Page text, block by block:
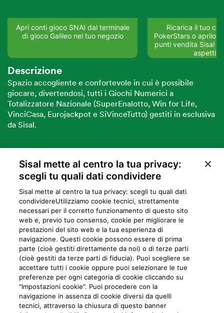
Apri conti gioco SNAI dal terminale
di gioco Galileo nel tuo negozio
Ricarica il tuo
PokerStars o aprilo
punti vendita Sisal
Descrizione
Spazio accogliente e confortevole in cui è possibile
giocare, divertendosi, tutti i Giochi Numerici a
Totalizzatore Nazionale (SuperEnalotto, Win for Life,
VinciCasa, Eurojackpot e SiVinceTutto) gestiti in esclusiva
da Sisal.
VUOI DIVENTARE PARTNER SISAL?
Privacy Cookie Mappa del sito Preferiti Iniziative
Programma
fedeltà
Sisal mette al centro la tua privacy:
scegli tu quali dati condividere
Sisal mette al centro la tua privacy: scegli tu quali dati
condividere​Utilizziamo cookie tecnici, strettamente
necessari per il corretto funzionamento di questo sito
web e, previo tuo consenso, cookie per migliorare le
prestazioni del sito web e la tua esperienza di
navigazione. Questi cookie possono essere di prima
parte (cioè gestiti direttamente da noi) o di terze parti
(cioè gestiti da terze parti di fiducia). Puoi scegliere se
accettare tutti i cookie oppure puoi selezionare le tue
preferenze per ogni categoria di cookie cliccando su
"Impostazioni cookie". Puoi procedere con la
navigazione in assenza di cookie diversi da quelli
tecnici, attraverso la chiusura di questo banner